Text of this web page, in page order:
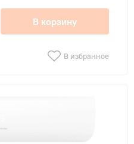
В корзину
В избранное